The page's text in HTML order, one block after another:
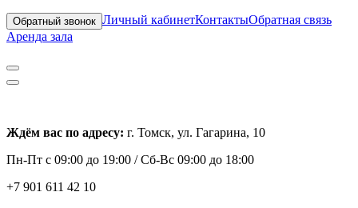
Обратный звонок Личный кабинетКонтактыОбратная связь
Аренда зала
Ждём вас по адресу: г. Томск, ул. Гагарина, 10
Пн-Пт с 09:00 до 19:00 /Сб-Вс 09:00 до 18:00
+7 901 611 42 10